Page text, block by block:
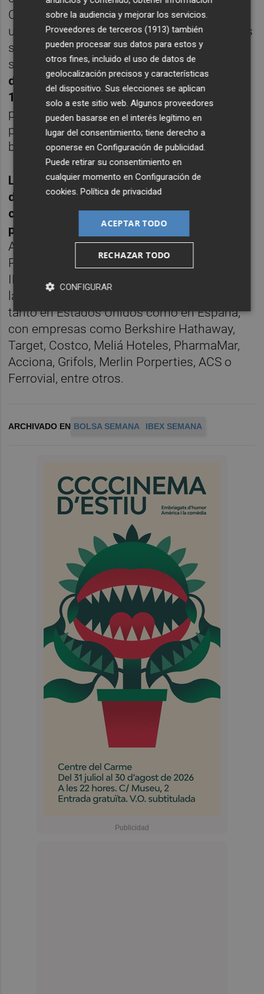
Continente, se situaba en 82,86 dólares, con
un ascenso del 0,77%, mientras que el Texas
se situaba en los 76,07 dólares, con una
subida del 0,92%. Por último,la cotización
del euro frente al dólar se colocaba en
1,0545 'billetes verdes', mientras que la
prima de riesgo española se situaba en 97
puntos básicos, con el interés exigido al
bono a diez años en el 3,492%.
La próxima semana seguirá marcada por la
discusión sobre la postura de los bancos
centrales a medida que se acercan las
próximas reuniones del mes de marzo
Además, se conocerán los datos de
Producción Industrial en China, el dato de
IPC de febrero de la zona euro y continuará
la temporada de presentación de resultados
tanto en Estados Unidos como en España,
con empresas como Berkshire Hathaway,
Target, Costco, Meliá Hoteles, PharmaMar,
Acciona, Grifols, Merlin Porperties, ACS o
Ferrovial, entre otros.
ARCHIVADO EN BOLSA SEMANA IBEX SEMANA
sobre la audiencia y mejorar los servicios.
Proveedores de terceros (1913) también
pueden procesar sus datos para estos y
otros fines, incluido el uso de datos de
geolocalización precisos y características
del dispositivo. Sus elecciones se aplican
solo a este sitio web. Algunos proveedores
pueden basarse en el interés legítimo en
lugar del consentimiento; tiene derecho a
oponerse enConfiguración de publicidad.
Puede retirar su consentimiento en
cualquier momento enConfiguración de
cookies.Política de privacidad
ACEPTAR TODO
RECHAZAR TODO
CONFIGURAR